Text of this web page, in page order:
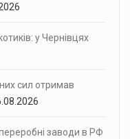
у Чернівцях
сил отримав
заводи в РФ